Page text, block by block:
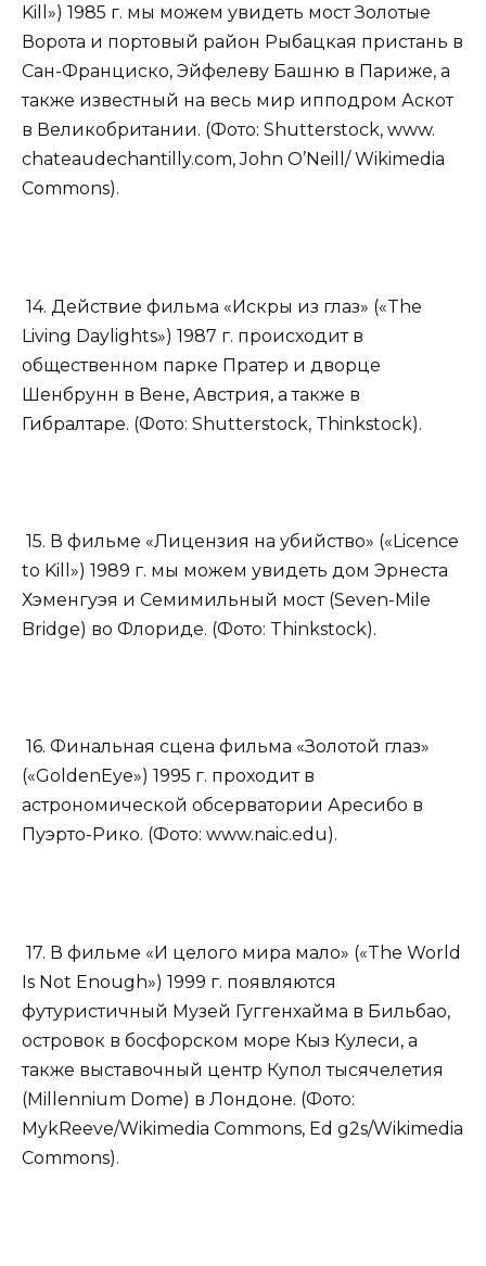
Kill») 1985 г. мы можем увидеть мост Золотые
Ворота и портовый район Рыбацкая пристань в
Сан-Франциско, Эйфелеву Башню в Париже, а
также известный на весь мир ипподром Аскот
в Великобритании. (Фото: Shutterstock, www.​
chateaudechantilly.​com, John O’Neill/ Wikimedia
Commons).
14. Действие фильма «Искры из глаз» («The
Living Daylights») 1987 г. происходит в
общественном парке Пратер и дворце
Шенбрунн в Вене, Австрия, а также в
Гибралтаре. (Фото: Shutterstock, Thinkstock).
15. В фильме «Лицензия на убийство» («Licence
to Kill») 1989 г. мы можем увидеть дом Эрнеста
Хэменгуэя и Семимильный мост (Seven-Mile
Bridge) во Флориде. (Фото: Thinkstock).
16. Финальная сцена фильма «Золотой глаз»
(«GoldenEye») 1995 г. проходит в
астрономической обсерватории Аресибо в
Пуэрто-Рико. (Фото: www.​naic.​edu).
17. В фильме «И целого мира мало» («The World
Is Not Enough») 1999 г. появляются
футуристичный Музей Гуггенхайма в Бильбао,
островок в босфорском море Кыз Кулеси, а
также выставочный центр Купол тысячелетия
(Millennium Dome) в Лондоне. (Фото:
MykReeve/Wikimedia Commons, Ed g2s/Wikimedia
Commons).